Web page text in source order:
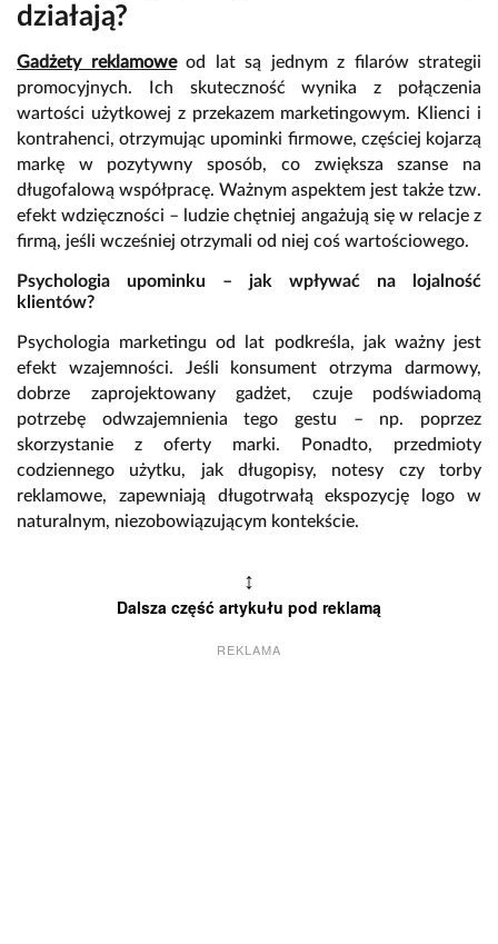
działają?
Gadżety reklamoweod lat są jednym z filarów strategii
promocyjnych. Ich skuteczność wynika z połączenia
wartości użytkowej z przekazem marketingowym. Klienci i
kontrahenci, otrzymując upominki firmowe, częściej kojarzą
markę w pozytywny sposób, co zwiększa szanse na
długofalową współpracę. Ważnym aspektem jest także tzw.
efekt wdzięczności – ludzie chętniej angażują się w relacje z
firmą, jeśli wcześniej otrzymali od niej coś wartościowego.
Psychologia upominku – jak wpływać na lojalność
klientów?
Psychologia marketingu od lat podkreśla, jak ważny jest
efekt wzajemności. Jeśli konsument otrzyma darmowy,
dobrze zaprojektowany gadżet, czuje podświadomą
potrzebę odwzajemnienia tego gestu – np. poprzez
skorzystanie z oferty marki. Ponadto, przedmioty
codziennego użytku, jak długopisy, notesy czy torby
reklamowe, zapewniają długotrwałą ekspozycję logo w
naturalnym, niezobowiązującym kontekście.
↕
Dalsza część artykułu pod reklamą
REKLAMA